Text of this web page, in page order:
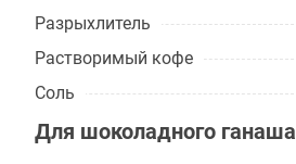
Разрыхлитель
Растворимый кофе
Соль
Для шоколадного ганаша